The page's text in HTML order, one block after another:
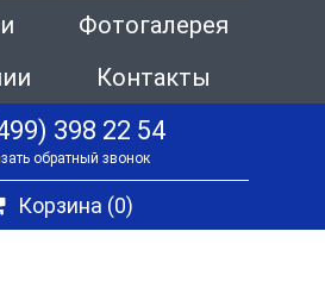
Фотогалерея
Контакты
398 22 54
обратный звонок
Корзина (0)